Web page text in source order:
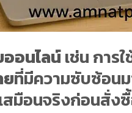
อนไลน์เช่น การ
ที่มีความซับซ้อนม
สมือนจริงก่อนสั่ง